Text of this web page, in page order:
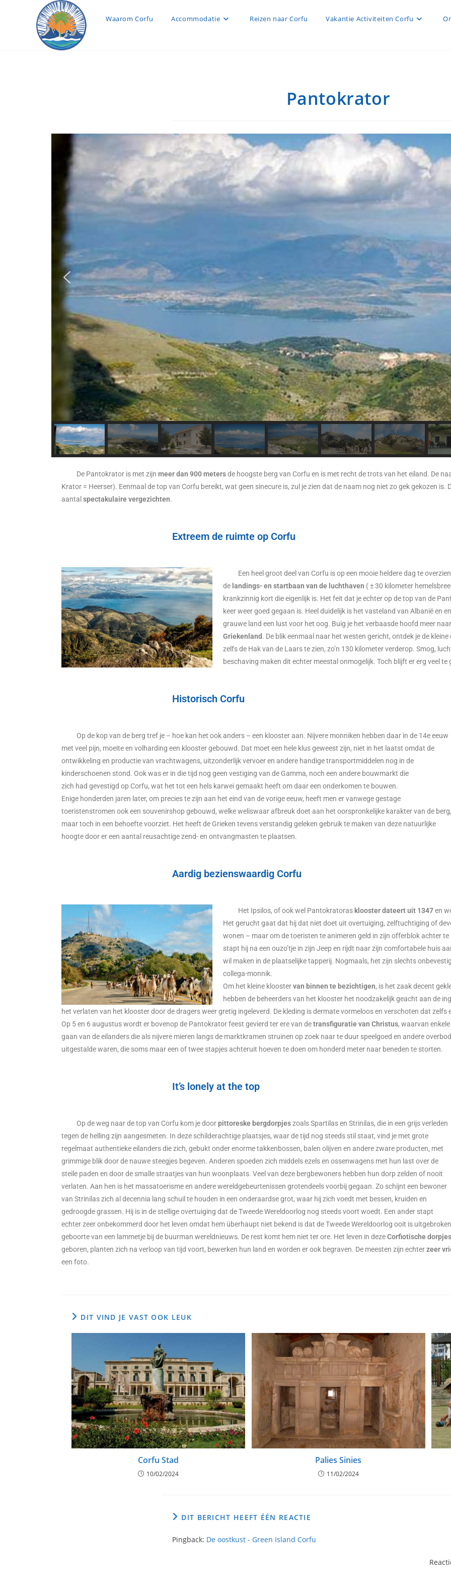
Waarom Corfu Accommodatie Reizen naar Corfu Vakantie Activiteiten Corfu
Pantokrator
De Pantokrator is met zijn meer dan 900 metersde hoogste berg van Corfu en is met recht de trots van het eiland. De
Krator = Heerser). Eenmaal de top van Corfu bereikt, wat geen sinecure is, zul je zien dat de naam nog niet zo gek gekozen is.
aantal spectakulaire vergezichten.
Extreem de ruimte op Corfu
Een heel groot deel van Corfu is op een mooie heldere dag te
de landings- en startbaan van de luchthaven ( ± 30 kilometer
krankzinnig kort die eigenlijk is. Het feit dat je echter op de top van de
keer weer goed gegaan is. Heel duidelijk is het vasteland van Albanië en
grauwe land een lust voor het oog. Buig je het verbaasde hoofd meer
Griekenland. De blik eenmaal naar het westen gericht, ontdek je de
zelfs de Hak van de Laars te zien, zo’n 130 kilometer verderop. Smog,
beschaving maken dit echter meestal onmogelijk. Toch blijft er erg veel te
Historisch Corfu
Op de kop van de berg tref je – hoe kan het ook anders – een klooster aan. Nijvere monniken hebben daar in de 14e eeuw
met veel pijn, moeite en volharding een klooster gebouwd. Dat moet een hele klus geweest zijn, niet in het laatst omdat de
ontwikkeling en productie van vrachtwagens, uitzonderlijk vervoer en andere handige transportmiddelen nog in de
kinderschoenen stond. Ook was er in die tijd nog geen vestiging van de Gamma, noch een andere bouwmarkt die
zich had gevestigd op Corfu, wat het tot een hels karwei gemaakt heeft om daar een onderkomen te bouwen.
Enige honderden jaren later, om precies te zijn aan het eind van de vorige eeuw, heeft men er vanwege gestage
toeristenstromen ook een souvenirshop gebouwd, welke weliswaar afbreuk doet aan het oorspronkelijke karakter van de berg,
maar toch in een behoefte voorziet. Het heeft de Grieken tevens verstandig geleken gebruik te maken van deze natuurlijke
hoogte door er een aantal reusachtige zend- en ontvangmasten te plaatsen.
Aardig bezienswaardig Corfu
Het Ipsilos, of ook wel Pantokratoras klooster dateert uit 1347en
Het gerucht gaat dat hij dat niet doet uit overtuiging, zelftuchtiging of
wonen – maar om de toeristen te animeren geld in zijn offerblok achter
stapt hij na een ouzo’tje in zijn Jeep en rijdt naar zijn comfortabele huis
wil maken in de plaatselijke tapperij. Nogmaals, het zijn slechts
collega-monnik.
Om het kleine kloostervan binnen te bezichtigen, is het zaak decent
hebben de beheerders van het klooster het noodzakelijk geacht aan de
het verlaten van het klooster door de dragers weer gretig ingeleverd. De kleding is dermate vormeloos en verschoten dat zelfs
Op 5 en 6 augustus wordt er bovenop de Pantokrator feest gevierd ter ere van detransfiguratie van Christus, waarvan
gaan van de eilanders die als nijvere mieren langs de marktkramen struinen op zoek naar te duur speelgoed en andere
uitgestalde waren, die soms maar een of twee stapjes achteruit hoeven te doen om honderd meter naar beneden te storten.
It’s lonely at the top
Op de weg naar de top van Corfu kom je doorpittoreske bergdorpjeszoals Spartilas en Strinilas, die in een grijs verleden
tegen de helling zijn aangesmeten. In deze schilderachtige plaatsjes, waar de tijd nog steeds stil staat, vind je met grote
regelmaat authentieke eilanders die zich, gebukt onder enorme takkenbossen, balen olijven en andere zware producten, met
grimmige blik door de nauwe steegjes begeven. Anderen spoeden zich middels ezels en ossenwagens met hun last over de
steile paden en door de smalle straatjes van hun woonplaats. Veel van deze bergbewoners hebben hun dorp zelden of nooit
verlaten. Aan hen is het massatoerisme en andere wereldgebeurtenissen grotendeels voorbij gegaan. Zo schijnt een bewoner
van Strinilas zich al decennia lang schuil te houden in een onderaardse grot, waar hij zich voedt met bessen, kruiden en
gedroogde grassen. Hij is in de stellige overtuiging dat de Tweede Wereldoorlog nog steeds voort woedt. Een ander stapt
echter zeer onbekommerd door het leven omdat hem überhaupt niet bekend is dat de Tweede Wereldoorlog ooit is
geboorte van een lammetje bij de buurman wereldnieuws. De rest komt hem niet ter ore. Het leven in dezeCorfiotische dorpjes
geboren, planten zich na verloop van tijd voort, bewerken hun land en worden er ook begraven. De meesten zijn echterzeer
een foto.
DIT VIND JE VAST OOK LEUK
Corfu Stad
10/02/2024
Palies Sinies
11/02/2024
DIT BERICHT HEEFT ÉÉN REACTIE
Pingback: De oostkust - Green Island Corfu